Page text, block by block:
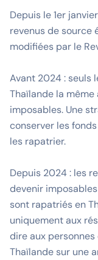
Depuis le 1er
revenus de source
modifiées par le
Avant 2024 : seuls
Thaïlande la
imposables. Une
conserver les
les rapatrier.
Depuis 2024 : les
devenir
sont rapatriés en
uniquement aux
dire aux
Thaïlande sur une